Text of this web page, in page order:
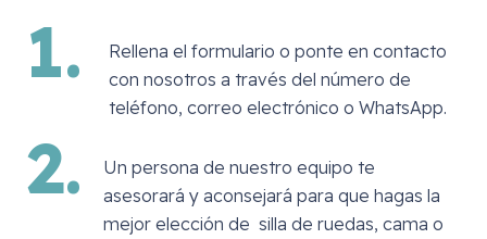
1.
Rellena el formulario o ponte en contacto
con nosotros a través del número de
teléfono, correo electrónico o WhatsApp.
2.
Un persona de nuestro equipo te
asesorará y aconsejará para que hagas la
mejor elección de silla de ruedas, cama o